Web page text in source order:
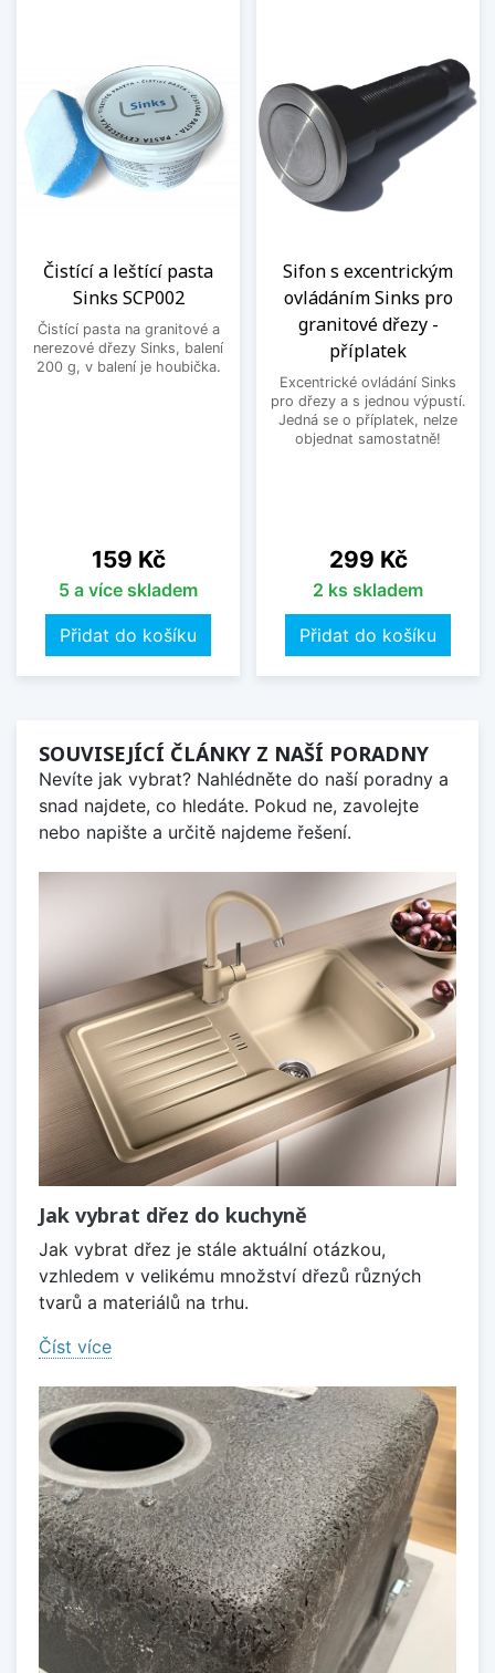
Čistící a leštící pasta
Sinks SCP002
Čistící pasta na granitové a
nerezové dřezy Sinks, balení
200 g, v balení je houbička.
Cena
159 Kč
5 a více skladem
Přidat do košíku
Sifon s excentrickým
ovládáním Sinks pro
granitové dřezy -
příplatek
Excentrické ovládání Sinks
pro dřezy a s jednou výpustí.
Jedná se o příplatek, nelze
objednat samostatně!
Cena
299 Kč
2 ks skladem
Přidat do košíku
SOUVISEJÍCÍ ČLÁNKY Z NAŠÍ PORADNY
Nevíte jak vybrat? Nahlédněte do naší poradny a
snad najdete, co hledáte. Pokud ne, zavolejte
nebo napište a určitě najdeme řešení.
Jak vybrat dřez do kuchyně
Jak vybrat dřez je stále aktuální otázkou,
vzhledem v velikému množství dřezů různých
tvarů a materiálů na trhu.
Číst více